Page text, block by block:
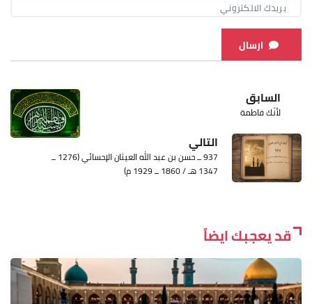
ارسال
السابق
لأنّك فاطمة
التالي
937 ــ حسن بن عبد الله العيثان الإحسائي (1276 ــ
1347 هـ / 1860 ــ 1929 م)
قد يعجبك ايضاً